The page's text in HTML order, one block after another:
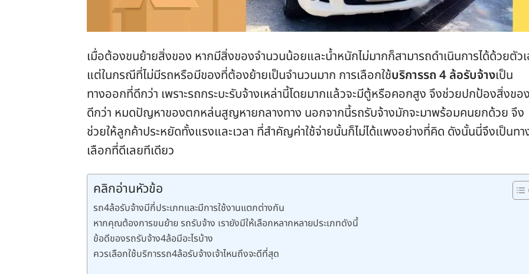
เมื่อต้องขนย้ายสิ่งของ หากมีสิ่งของจำนวนน้อยและน้ำหนักไม่มากก็สามารถดำเนินการได้ด้วยตัว
แต่ในกรณีที่ไม่มีรถหรือมีของที่ต้องย้ายเป็นจำนวนมาก การเลือกใช้บริการรถ 4 ล้อรับจ้างเป็น
ทางออกที่ดีกว่า เพราะรถกระบะรับจ้างเหล่านี้โดยมากแล้วจะมีตู้หรือคอกสูง จึงช่วยปกป้องสิ่งขอ
ดีกว่า หมดปัญหาของตกหล่นสูญหายกลางทาง นอกจากนี้รถรับจ้างมักจะมาพร้อมคนยกด้วย จึง
ช่วยให้ลูกค้าประหยัดทั้งแรงและเวลา ที่สำคัญค่าใช้จ่ายนั้นก็ไม่ได้แพงอย่างที่คิด ดังนั้นนี่จึงเป็นทา
เลือกที่ดีเลยทีเดียว
คลิกอ่านหัวข้อ
รถ4ล้อรับจ้างมีกี่ประเภทและมีการใช้งานแตกต่างกัน
หากคุณต้องการขนย้าย รถรับจ้าง เรายังมีให้เลือกหลากหลายประเภทดังนี้
ข้อดีของรถรับจ้าง4ล้อมีอะไรบ้าง
ควรเลือกใช้บริการรถ4ล้อรับจ้างเจ้าไหนถึงจะดีที่สุด